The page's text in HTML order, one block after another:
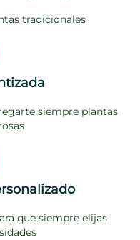
tradicionales
siempre plantas
que siempre elijas